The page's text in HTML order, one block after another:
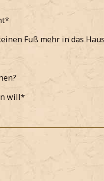
Fuß mehr in das
will*